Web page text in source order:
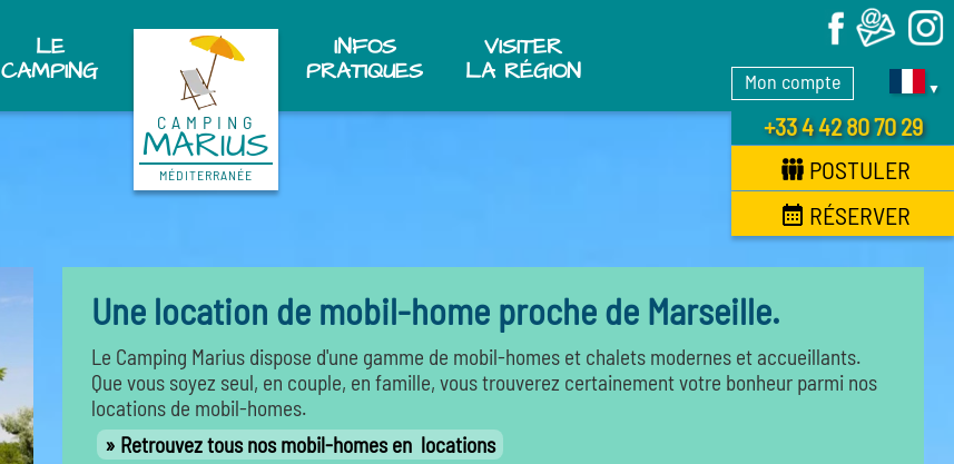
LE
CAMPING
INFOS
PRATIQUES
VISITER
LA RÉGION
CAMPING
MARIUS
MÉDITERRANÉE
Mon compte ▼
+33 4 42 80 70 29
POSTULER
RÉSERVER
X
Une location de mobil-home proche de Marseille.
Le Camping Marius dispose d'une gamme de mobil-homes et chalets modernes et accueillants.
Que vous soyez seul, en couple, en famille, vous trouverez certainement votre bonheur parmi nos
locations de mobil-homes.
Retrouvez tous nos mobil-homes en locations